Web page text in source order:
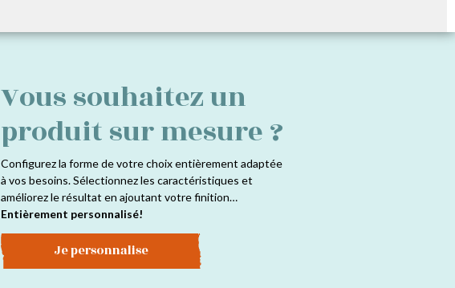
Vous souhaitez un
produit sur mesure ?
Configurez la forme de votre choix entièrement adaptée
à vos besoins. Sélectionnez les caractéristiques et
améliorez le résultat en ajoutant votre finition…
Entièrement personnalisé!
Je personnalise